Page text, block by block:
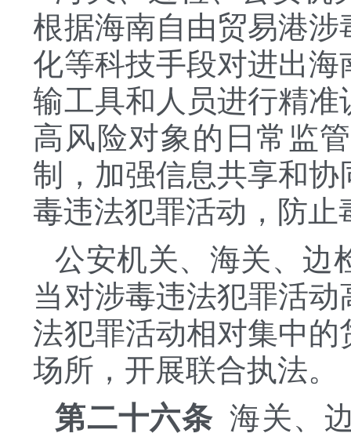
根据海南自由贸易港
化等科技手段对进出
输工具和人员进行精
高风险对象的日常监
制，加强信息共享和
毒违法犯罪活动，防
公安机关、海关、边
当对涉毒违法犯罪活
法犯罪活动相对集中
场所，开展联合执法。
第二十六条海关、